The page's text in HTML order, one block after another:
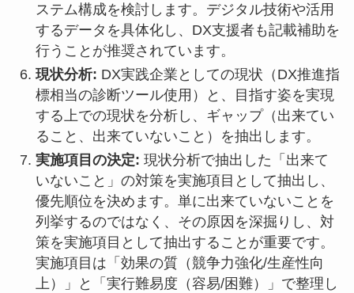
ステム構成を検討します。デジタル技術や活用
するデータを具体化し、DX支援者も記載補助を
行うことが推奨されています。
現状分析: DX実践企業としての現状（DX推進指
標相当の診断ツール使用）と、目指す姿を実現
する上での現状を分析し、ギャップ（出来てい
ること、出来ていないこと）を抽出します。
実施項目の決定: 現状分析で抽出した「出来て
いないこと」の対策を実施項目として抽出し、
優先順位を決めます。単に出来ていないことを
列挙するのではなく、その原因を深掘りし、対
策を実施項目として抽出することが重要です。
実施項目は「効果の質（競争力強化/生産性向
上）」と「実行難易度（容易/困難）」で整理し